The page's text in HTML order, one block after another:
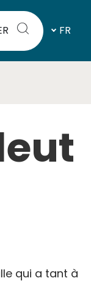
FR
qui a tant à